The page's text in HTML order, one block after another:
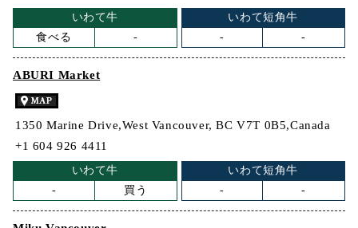
いわて牛
食べる
-
いわて短角牛
-
-
ABURI Market
1350 Marine Drive,West Vancouver, BC V7T 0B5,Canada
+1 604 926 4411
いわて牛
-
買う
いわて短角牛
-
-